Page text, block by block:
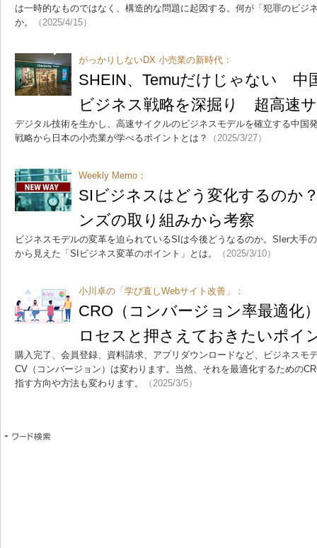
は一時的なものではなく、構造的な問題に起因する。何が「犯罪のビジ
か。
（2025/4/15）
がっかりしないDX 小売業の新時代：
SHEIN、Temuだけじゃない 中
ビジネス戦略を深掘り 超高速
デジタル技術を生かし、高速サイクルのビジネスモデルを確立する中国
戦略から日本の小売業が学べるポイントとは？
（2025/3/27）
Weekly Memo：
SIビジネスはどう変化するのか
ンズの取り組みから考察
ビジネスモデルの変革を迫られているSIは今後どうなるのか。SIer大手
から見えた「SIビジネス変革のポイント」とは。
（2025/3/10）
小川卓の「学び直しWebサイト改善」：
CRO（コンバージョン率最適
ロセスと押さえておきたいポイ
購入完了、会員登録、資料請求、アプリダウンロードなど、ビジネスモ
CV（コンバージョン）は変わります。当然、それを最適化するための
指す方向や方法も変わります。
（2025/3/5）